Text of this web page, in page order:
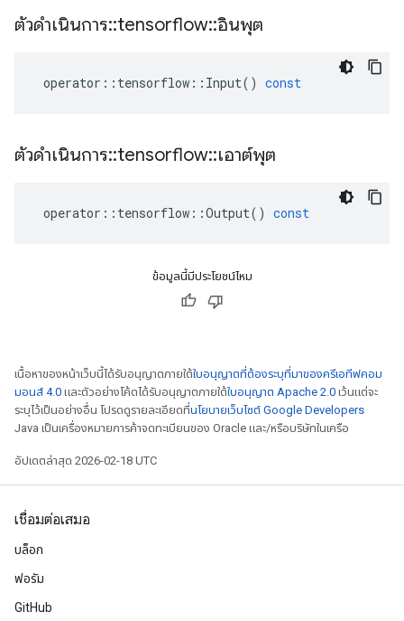
ตัวดำเนินการ::tensorflow::อินพุต
operator :: tensorflow :: Input() const
ตัวดำเนินการ::tensorflow::เอาต์พุต
operator :: tensorflow ::Output() const
ข้อมูลนี้มีประโยชน์ไหม
เนื้อหาของหน้าเว็บนี้ได้รับอนุญาตภายใต้ใบอนุญาตที่ต้องระบุที่มาของครีเอทีฟคอม
มอนส์ 4.0 และตัวอย่างโค้ดได้รับอนุญาตภายใต้ใบอนุญาต Apache 2.0 เว้นแต่จะ
ระบุไว้เป็นอย่างอื่น โปรดดูรายละเอียดที่นโยบายเว็บไซต์ Google Developers
Java เป็นเครื่องหมายการค้าจดทะเบียนของ Oracle และ/หรือบริษัทในเครือ
อัปเดตล่าสุด 2026-02-18 UTC
เชื่อมต่อเสมอ
บล็อก
ฟอรัม
GitHub